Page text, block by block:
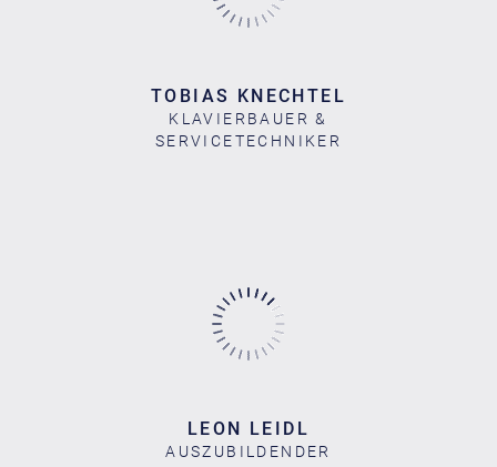
TOBIAS KNECHTEL
KLAVIERBAUER &
SERVICETECHNIKER
LEON LEIDL
AUSZUBILDENDER